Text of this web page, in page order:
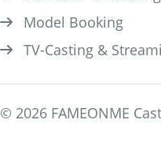
Model Booking
TV-Casting &
© 2026 FAMEONME